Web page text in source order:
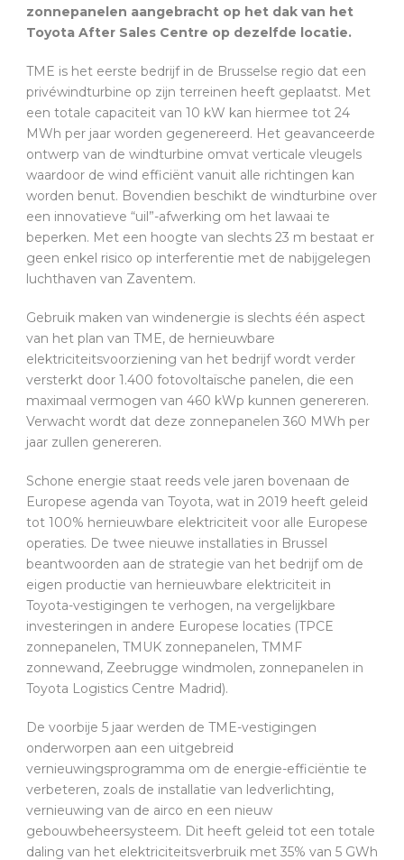
zonnepanelen aangebracht op het dak van het
Toyota After Sales Centre op dezelfde locatie.
TME is het eerste bedrijf in de Brusselse regio dat een
privéwindturbine op zijn terreinen heeft geplaatst. Met
een totale capaciteit van 10 kW kan hiermee tot 24
MWh per jaar worden gegenereerd. Het geavanceerde
ontwerp van de windturbine omvat verticale vleugels
waardoor de wind efficiënt vanuit alle richtingen kan
worden benut. Bovendien beschikt de windturbine over
een innovatieve “uil”-afwerking om het lawaai te
beperken. Met een hoogte van slechts 23 m bestaat er
geen enkel risico op interferentie met de nabijgelegen
luchthaven van Zaventem.
Gebruik maken van windenergie is slechts één aspect
van het plan van TME, de hernieuwbare
elektriciteitsvoorziening van het bedrijf wordt verder
versterkt door 1.400 fotovoltaïsche panelen, die een
maximaal vermogen van 460 kWp kunnen genereren.
Verwacht wordt dat deze zonnepanelen 360 MWh per
jaar zullen genereren.
Schone energie staat reeds vele jaren bovenaan de
Europese agenda van Toyota, wat in 2019 heeft geleid
tot 100% hernieuwbare elektriciteit voor alle Europese
operaties. De twee nieuwe installaties in Brussel
beantwoorden aan de strategie van het bedrijf om de
eigen productie van hernieuwbare elektriciteit in
Toyota-vestigingen te verhogen, na vergelijkbare
investeringen in andere Europese locaties (TPCE
zonnepanelen, TMUK zonnepanelen, TMMF
zonnewand, Zeebrugge windmolen, zonnepanelen in
Toyota Logistics Centre Madrid).
De voorbije 5 jaar werden de TME-vestigingen
onderworpen aan een uitgebreid
vernieuwingsprogramma om de energie-efficiëntie te
verbeteren, zoals de installatie van ledverlichting,
vernieuwing van de airco en een nieuw
gebouwbeheersysteem. Dit heeft geleid tot een totale
daling van het elektriciteitsverbruik met 35% van 5 GWh